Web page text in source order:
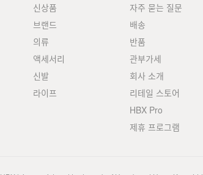
신상품
브랜드
의류
액세서리
신발
라이프
자주 묻는 질문
배송
반품
관부가세
회사 소개
리테일 스토어
HBX Pro
제휴 프로그램